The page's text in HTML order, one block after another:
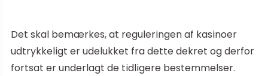
Det skal bemærkes, at reguleringen af kasinoer
udtrykkeligt er udelukket fra dette dekret og derfor
fortsat er underlagt de tidligere bestemmelser.